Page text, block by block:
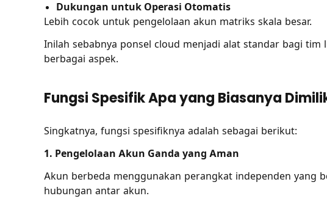
Dukungan untuk Operasi Otomatis
Lebih cocok untuk pengelolaan akun matriks skala besar.
Inilah sebabnya ponsel cloud menjadi alat standar bagi
berbagai aspek.
Fungsi Spesifik Apa yang Biasanya
Singkatnya, fungsi spesifiknya adalah sebagai berikut:
1. Pengelolaan Akun Ganda yang Aman
Akun berbeda menggunakan perangkat independen yang
hubungan antar akun.